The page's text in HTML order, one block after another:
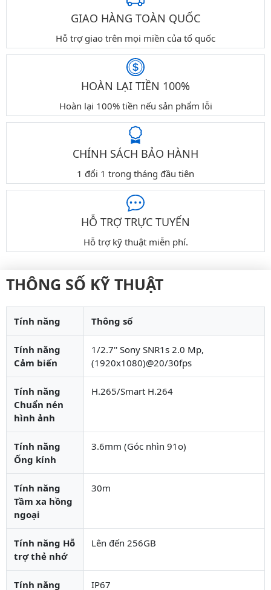
GIAO HÀNG TOÀN QUỐC
Hỗ trợ giao trên mọi miền của tổ quốc
HOÀN LẠI TIỀN 100%
Hoàn lại 100% tiền nếu sản phẩm lỗi
CHÍNH SÁCH BẢO HÀNH
1 đổi 1 trong tháng đầu tiên
HỖ TRỢ TRỰC TUYẾN
Hỗ trợ kỹ thuật miễn phí.
THÔNG SỐ KỸ THUẬT
Tính năng Thông số
Tính năng
Cảm biến
1/2.7'' Sony SNR1s 2.0 Mp,
(1920x1080)@20/30fps
Tính năng
Chuẩn nén
hình ảnh
H.265/Smart H.264
Tính năng
Ống kính
3.6mm (Góc nhìn 91o)
Tính năng
Tầm xa hồng
ngoại
30m
Tính năng Hỗ
trợ thẻ nhớ
Lên đến 256GB
Tính năng IP67